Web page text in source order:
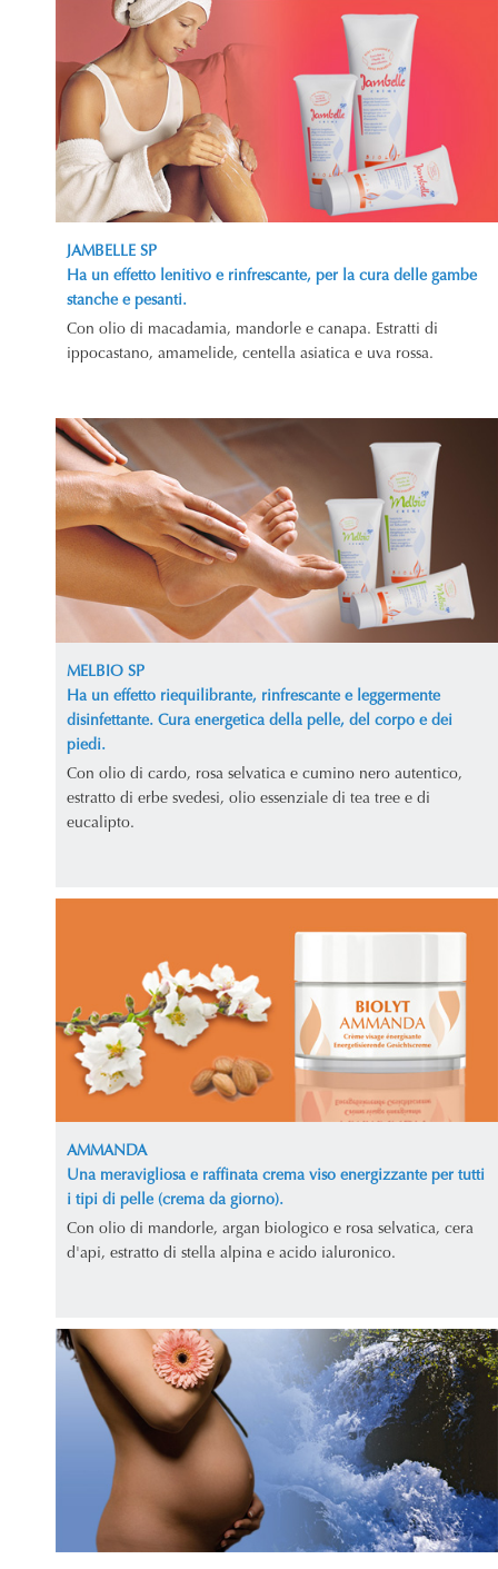
JAMBELLE SP
Ha un effetto lenitivo e rinfrescante, per la cura delle gambe
stanche e pesanti.
Con olio di macadamia, mandorle e canapa. Estratti di
ippocastano, amamelide, centella asiatica e uva rossa.
MELBIO SP
Ha un effetto riequilibrante, rinfrescante e leggermente
disinfettante. Cura energetica della pelle, del corpo e dei
piedi.
Con olio di cardo, rosa selvatica e cumino nero autentico,
estratto di erbe svedesi, olio essenziale di tea tree e di
eucalipto.
AMMANDA
Una meravigliosa e raffinata crema viso energizzante per tutti
i tipi di pelle (crema da giorno).
Con olio di mandorle, argan biologico e rosa selvatica, cera
d'api, estratto di stella alpina e acido ialuronico.